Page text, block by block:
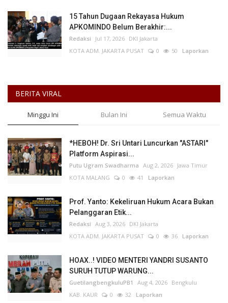
15 Tahun Dugaan Rekayasa Hukum
APKOMINDO Belum Berakhir:...
Redaksi Jul 17, 2026 DKI Jakarta
KOTA ADM. JAKARTA PUSAT
0 50 Laporkan
BERITA VIRAL
Minggu Ini Bulan Ini Semua Waktu
*HEBOH! Dr. Sri Untari Luncurkan "ASTARI"
Platform Aspirasi...
Putu Ugram Swadharma Aug 2, 2026 Jawa Timur
KOTA MALANG
0 41 Laporkan
Prof. Yanto: Kekeliruan Hukum Acara Bukan
Pelanggaran Etik...
Redaksi Aug 3, 2026 DKI Jakarta
KOTA ADM. JAKARTA PUSAT
0 36 Laporkan
HOAX..! VIDEO MENTERI YANDRI SUSANTO
SURUH TUTUP WARUNG...
GuetilangbengkuluPB1 Aug 4, 2026 Bengkulu
KAB. KAUR
0 32 Laporkan